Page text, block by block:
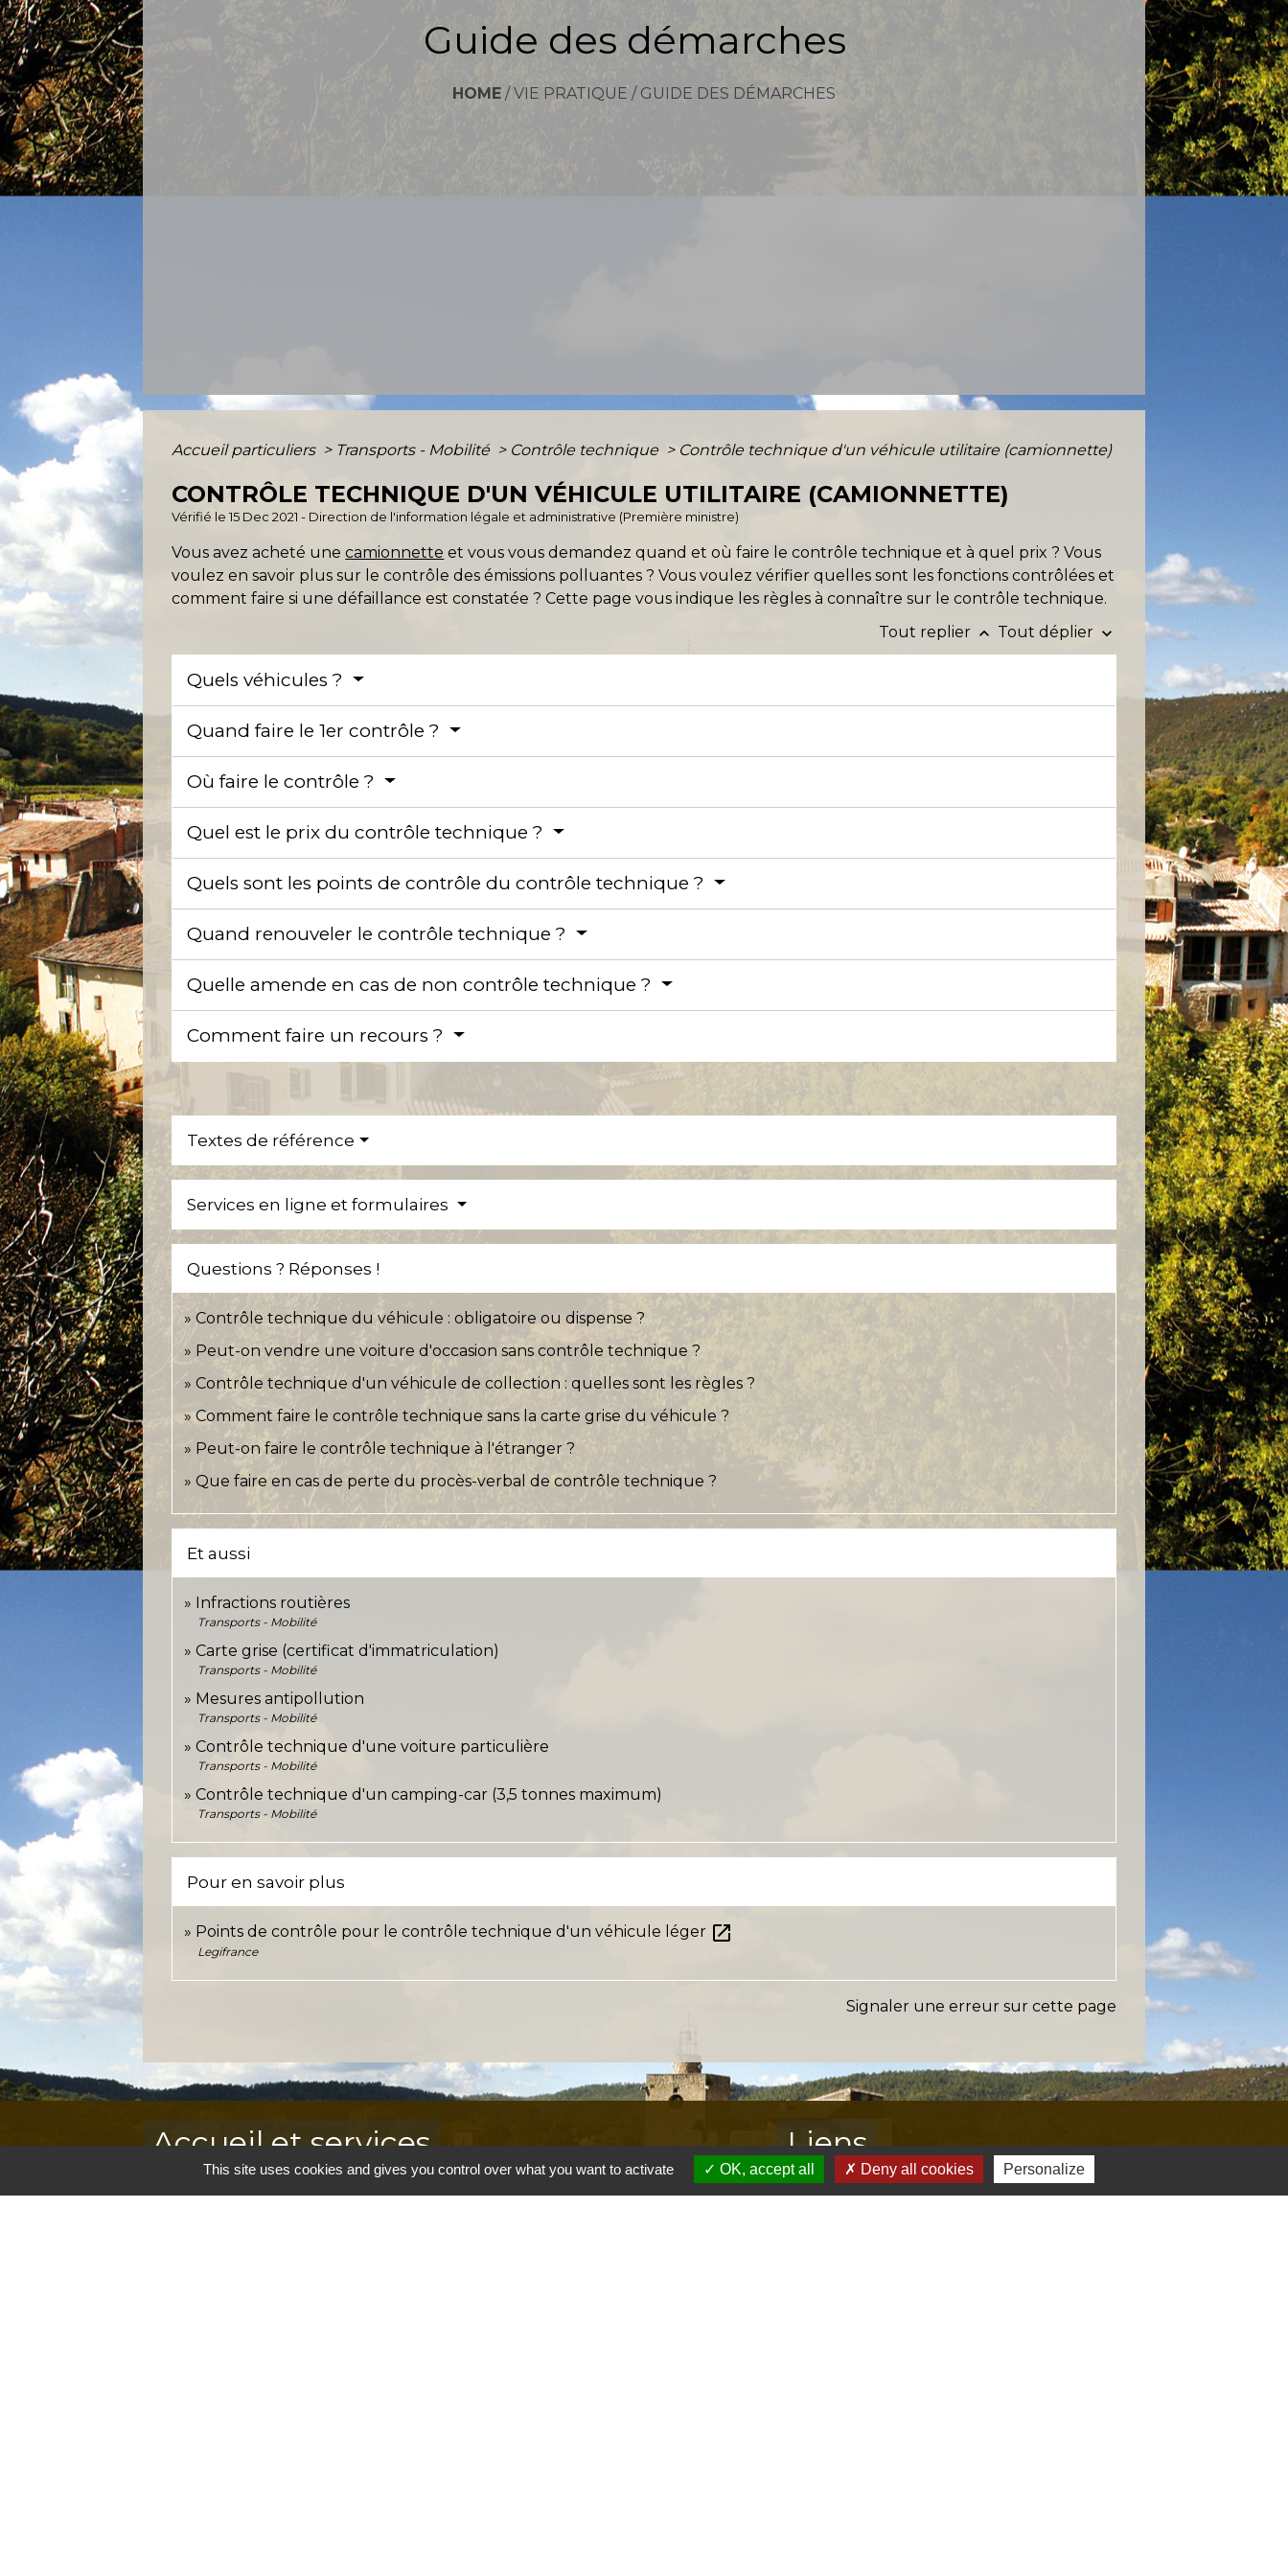
Guide des démarches
HOME / VIE PRATIQUE / GUIDE DES DÉMARCHES
Accueil particuliers > Transports - Mobilité > Contrôle technique > Contrôle technique d'un véhicule utilitaire (camionnette)
CONTRÔLE TECHNIQUE D'UN VÉHICULE UTILITAIRE (CAMIONNETTE)
Vérifié le 15 Dec 2021 - Direction de l'information légale et administrative (Première ministre)
Vous avez acheté unecamionnette et vous vous demandez quand et où faire le contrôle technique et à quel prix ? Vous
voulez en savoir plus sur le contrôle des émissions polluantes ? Vous voulez vérifier quelles sont les fonctions contrôlées et
comment faire si une défaillance est constatée ? Cette page vous indique les règles à connaître sur le contrôle technique.
Tout replier keyboard_arrow_up Tout déplier keyboard_arrow_down
Quels véhicules ?
Quand faire le 1er contrôle ?
Où faire le contrôle ?
Quel est le prix du contrôle technique ?
Quels sont les points de contrôle du contrôle technique ?
Quand renouveler le contrôle technique ?
Quelle amende en cas de non contrôle technique ?
Comment faire un recours ?
Textes de référence
Services en ligne et formulaires
Questions ? Réponses !
Contrôle technique du véhicule : obligatoire ou dispense ?
Peut-on vendre une voiture d'occasion sans contrôle technique ?
Contrôle technique d'un véhicule de collection : quelles sont les règles ?
Comment faire le contrôle technique sans la carte grise du véhicule ?
Peut-on faire le contrôle technique à l'étranger ?
Que faire en cas de perte du procès-verbal de contrôle technique ?
Et aussi
Infractions routières
Transports - Mobilité
Carte grise (certificat d'immatriculation)
Transports - Mobilité
Mesures antipollution
Transports - Mobilité
Contrôle technique d'une voiture particulière
Transports - Mobilité
Contrôle technique d'un camping-car (3,5 tonnes maximum)
Transports - Mobilité
Pour en savoir plus
Points de contrôle pour le contrôle technique d'un véhicule léger open_in_new
Legifrance
Signaler une erreur sur cette page
Accueil et services Liens
Provence Verte & Verdon
This site uses cookies and gives you control over what you want to activate OK, accept all Deny all cookies Personalize